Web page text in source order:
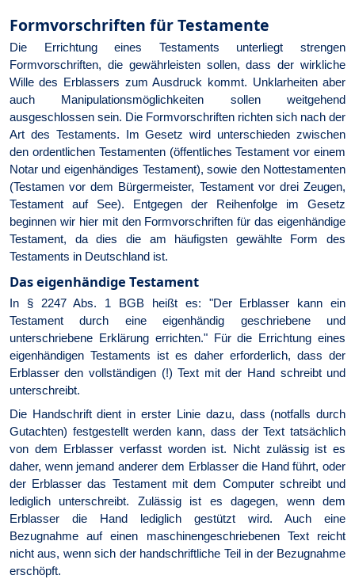
Formvorschriften für Testamente
Die Errichtung eines Testaments unterliegt strengen
Formvorschriften, die gewährleisten sollen, dass der wirkliche
Wille des Erblassers zum Ausdruck kommt. Unklarheiten aber
auch Manipulationsmöglichkeiten sollen weitgehend
ausgeschlossen sein. Die Formvorschriften richten sich nach der
Art des Testaments. Im Gesetz wird unterschieden zwischen
den ordentlichen Testamenten (öffentliches Testament vor einem
Notar und eigenhändiges Testament), sowie den Nottestamenten
(Testamen vor dem Bürgermeister, Testament vor drei Zeugen,
Testament auf See). Entgegen der Reihenfolge im Gesetz
beginnen wir hier mit den Formvorschriften für das eigenhändige
Testament, da dies die am häufigsten gewählte Form des
Testaments in Deutschland ist.
Das eigenhändige Testament
In § 2247 Abs. 1 BGB heißt es: "Der Erblasser kann ein
Testament durch eine eigenhändig geschriebene und
unterschriebene Erklärung errichten." Für die Errichtung eines
eigenhändigen Testaments ist es daher erforderlich, dass der
Erblasser den vollständigen (!) Text mit der Hand schreibt und
unterschreibt.
Die Handschrift dient in erster Linie dazu, dass (notfalls durch
Gutachten) festgestellt werden kann, dass der Text tatsächlich
von dem Erblasser verfasst worden ist. Nicht zulässig ist es
daher, wenn jemand anderer dem Erblasser die Hand führt, oder
der Erblasser das Testament mit dem Computer schreibt und
lediglich unterschreibt. Zulässig ist es dagegen, wenn dem
Erblasser die Hand lediglich gestützt wird. Auch eine
Bezugnahme auf einen maschinengeschriebenen Text reicht
nicht aus, wenn sich der handschriftliche Teil in der Bezugnahme
erschöpft.